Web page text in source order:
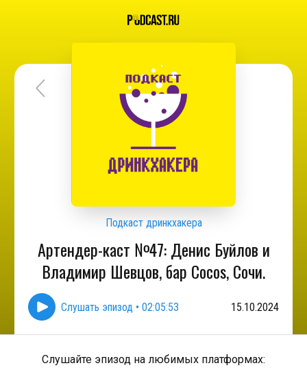
Подкаст дринкхакера
Артендер-каст №47: Денис Буйлов и
Владимир Шевцов, бар Cocos, Сочи.
Слушать эпизод • 02:05:53 15.10.2024
Слушайте эпизод на любимых платформах: